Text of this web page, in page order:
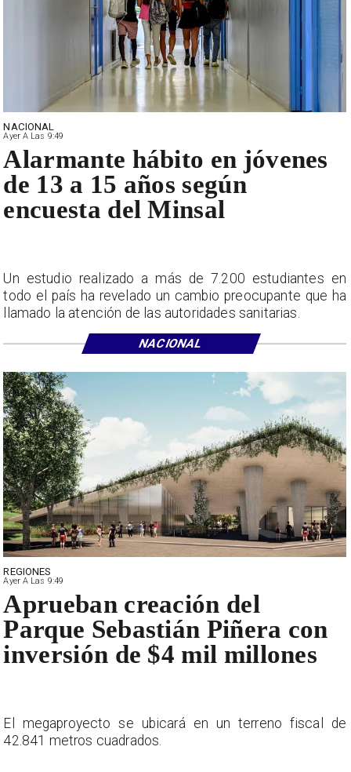
REGIONES
Ayer A Las 9:49
Aprueban creación del
Parque Sebastián Piñera con
inversión de $4 mil millones
El megaproyecto se ubicará en un terreno fiscal de
42.841 metros cuadrados.
NACIONAL
Ayer A Las 9:49
Alarmante hábito en jóvenes
de 13 a 15 años según
encuesta del Minsal
Un estudio realizado a más de 7.200 estudiantes en
todo el país ha revelado un cambio preocupante que ha
llamado la atención de las autoridades sanitarias.
NACIONAL